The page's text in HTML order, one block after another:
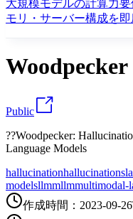
大規模モデルの計算力
モリ・サーバー構成を
Woodpecker
Public
??Woodpecker:
Language Models
hallucinationhallucinations
modelsllmmllmmultimodal-
作成時間 ： 2023-09-